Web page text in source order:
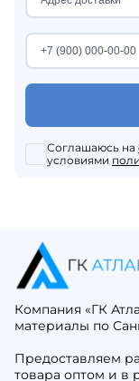
Соглашаюсь на
условиями
Компания «ГК
материалы по
Предоставляем
товара оптом и в